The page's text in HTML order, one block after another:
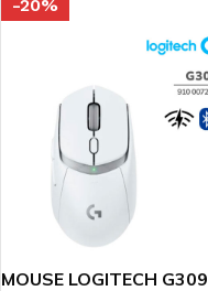
-20%
MOUSE LOGITECH G309